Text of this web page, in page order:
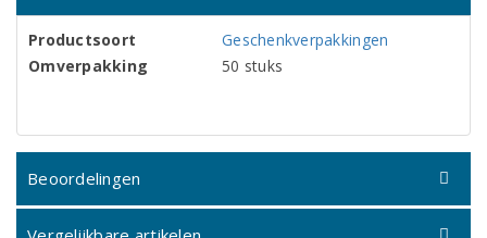
Productsoort
Geschenkverpakkingen
Omverpakking
50 stuks
Beoordelingen